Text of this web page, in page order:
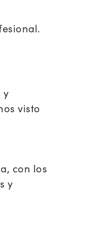
y
visto
con los
y